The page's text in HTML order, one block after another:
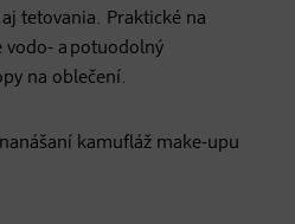
tetovania. Praktické na
vodo- a potuodolný
na oblečení.
kamufláž make-upu